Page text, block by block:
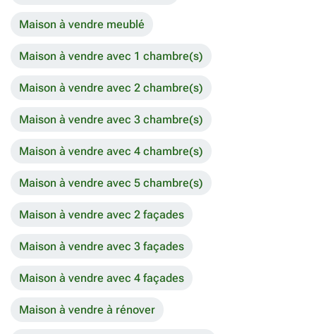
Maison à vendre meublé
Maison à vendre avec 1 chambre(s)
Maison à vendre avec 2 chambre(s)
Maison à vendre avec 3 chambre(s)
Maison à vendre avec 4 chambre(s)
Maison à vendre avec 5 chambre(s)
Maison à vendre avec 2 façades
Maison à vendre avec 3 façades
Maison à vendre avec 4 façades
Maison à vendre à rénover